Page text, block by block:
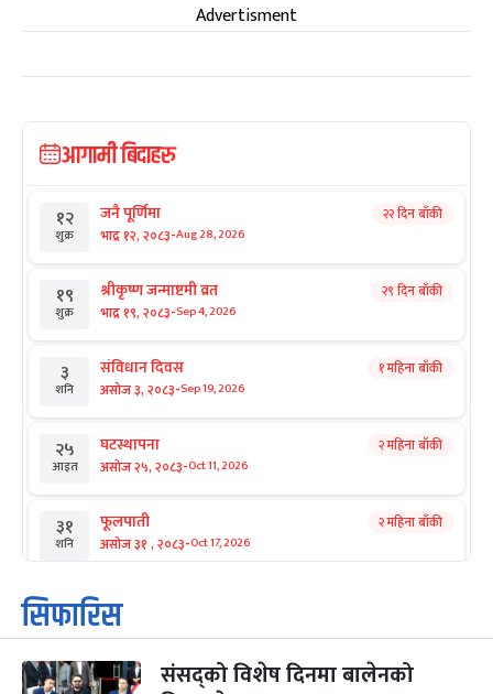
Advertisment
आगामी बिदाहरु
१२
शुक्र
जनै पूर्णिमा
भाद्र १२, २०८३-Aug 28, 2026
२२ दिन बाँकी
१९
शुक्र
श्रीकृष्ण जन्माष्टमी व्रत
भाद्र १९, २०८३-Sep 4, 2026
२९ दिन बाँकी
३
शनि
संविधान दिवस
असोज ३, २०८३-Sep 19, 2026
१ महिना बाँकी
२५
आइत
घटस्थापना
असोज २५, २०८३-Oct 11, 2026
२ महिना बाँकी
३१
शनि
फूलपाती
असोज ३१ , २०८३-Oct 17, 2026
२ महिना बाँकी
१
आइत
कार्तिक सङ्क्रान्ति
कार्तिक १, २०८३
३ महानवमी २ महिना बाँकी
सिफारिस
संसद्को विशेष दिनमा बालेनको